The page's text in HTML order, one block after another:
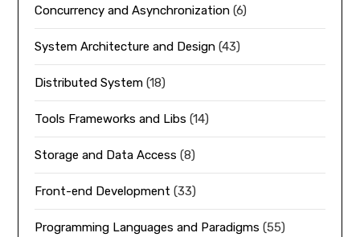
Concurrency and Asynchronization (6)
System Architecture and Design (43)
Distributed System (18)
Tools Frameworks and Libs (14)
Storage and Data Access (8)
Front-end Development (33)
Programming Languages and Paradigms (55)